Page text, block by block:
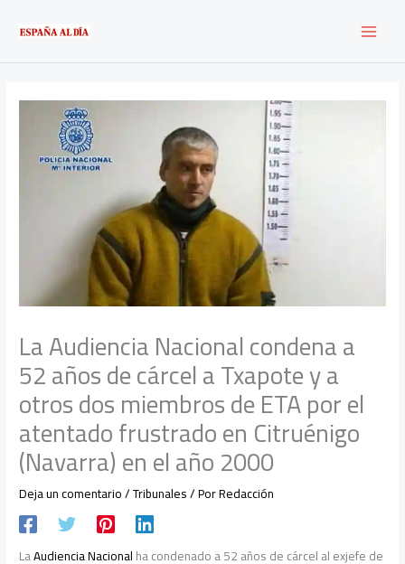
contenido
La Audiencia Nacional condena a
52 años de cárcel a Txapote y a
otros dos miembros de ETA por el
atentado frustrado en Citruénigo
(Navarra) en el año 2000
Deja un comentario/Tribunales/ PorRedacción
LaAudiencia Nacionalha condenado a 52 años de cárcel al exjefe de